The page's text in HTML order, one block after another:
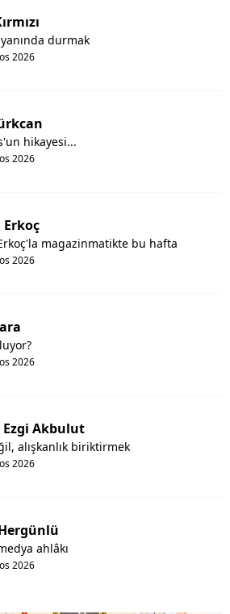
2026
yanında durmak
2026
hikayesi...
Erkoç
2026
magazinmatikte bu hafta
2026
Ezgi Akbulut
2026
alışkanlık biriktirmek
2026
ahlâkı